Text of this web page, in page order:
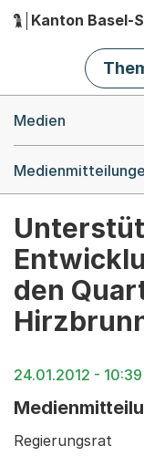
Hauptnavigation
Kanton Basel-
Medien
den
24.01.2012 - 10:39
Regierungsrat